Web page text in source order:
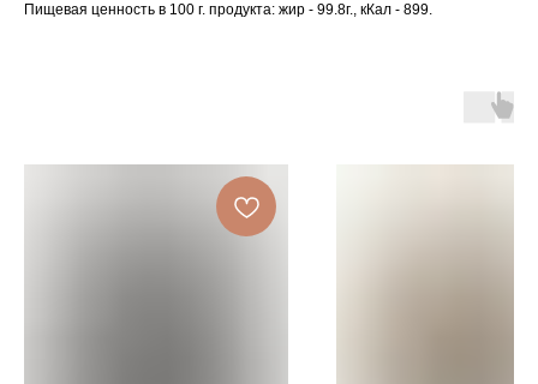
Пищевая ценность в 100 г. продукта: жир - 99.8г., кКал - 899.